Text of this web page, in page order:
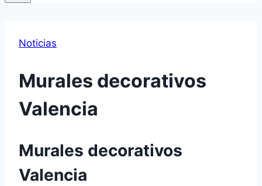
Noticias
Murales decorativos
Valencia
Murales decorativos
Valencia